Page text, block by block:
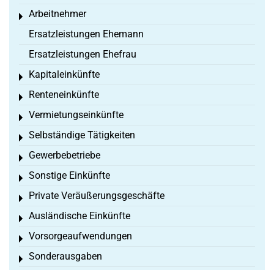
Arbeitnehmer
Toggle menu
Ersatzleistungen Ehemann
Ersatzleistungen Ehefrau
Kapitaleinkünfte
Toggle menu
Renteneinkünfte
Toggle menu
Vermietungseinkünfte
Toggle menu
Selbständige Tätigkeiten
Toggle menu
Gewerbebetriebe
Toggle menu
Sonstige Einkünfte
Toggle menu
Private Veräußerungsgeschäfte
Toggle menu
Ausländische Einkünfte
Toggle menu
Vorsorgeaufwendungen
Toggle menu
Sonderausgaben
Toggle menu